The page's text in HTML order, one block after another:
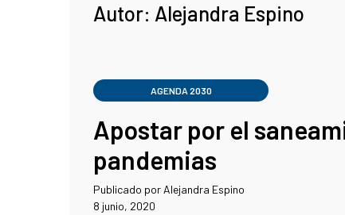
Autor: Alejandra Espino
AGENDA 2030
Apostar por el
pandemias
Publicado por Alejandra Espino
8 junio, 2020